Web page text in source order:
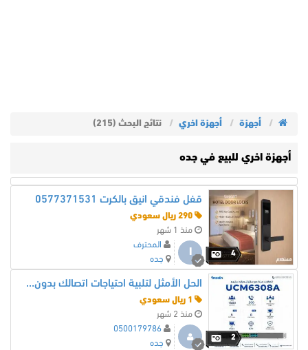
أجهزة أجهزة اخري نتائج البحث (215)
أجهزة اخري للبيع في جده
4
قفل فندقي انيق بالكرت 0577371531
منذ 1 شهر
المحترف
جده
2
الحل الأمثل لتلبية احتياجات اتصالك بدون تكاليف إضافية!
منذ 2 شهر
0500179786
جده